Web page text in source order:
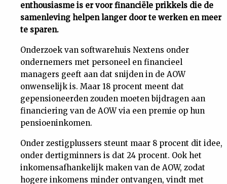
Tuchtrecht
Magazine
Podcast
Dossiers
Nieuwsbrief
Contact
enthousiasme is er voor financiële prikkels die de
samenleving helpen langer door te werken en meer
te sparen.
Onderzoek van softwarehuis Nextens onder
ondernemers met personeel en financieel
managers geeft aan dat snijden in de AOW
onwenselijk is. Maar 18 procent meent dat
gepensioneerden zouden moeten bijdragen aan
financiering van de AOW via een premie op hun
pensioeninkomen.
Onder zestigplussers steunt maar 8 procent dit idee,
onder dertigminners is dat 24 procent. Ook het
inkomensafhankelijk maken van de AOW, zodat
hogere inkomens minder ontvangen, vindt met